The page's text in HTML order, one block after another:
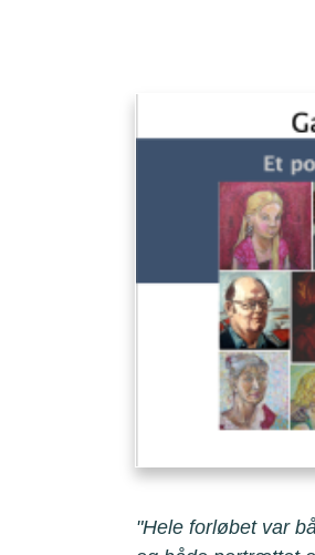
"Hele forløbet var